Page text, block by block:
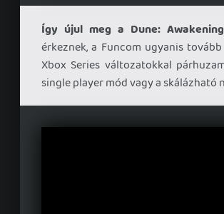
Így újul meg a Dune:
érkeznek, a Funcom ugyanis
Xbox Series változatokkal
single player mód vagy a skálázható